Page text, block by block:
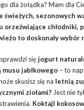
dla żołądka? Mam dla
świeżych, sezonowych
orzeźwiające chłodniki,
to doskonały wybór
sięjogurt
jabłkowego – to
skusisz się na letnią
ziołami? Jest nie
Koktajl